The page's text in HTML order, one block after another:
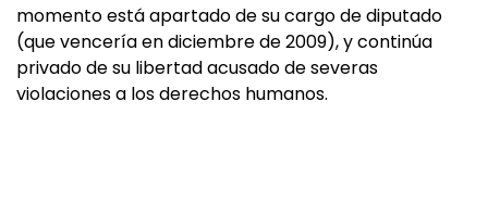
momento está apartado de su cargo de diputado
(que vencería en diciembre de 2009), y continúa
privado de su libertad acusado de severas
violaciones a los derechos humanos.